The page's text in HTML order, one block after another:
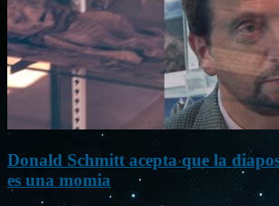
Donald Schmitt acepta que la
es una momia